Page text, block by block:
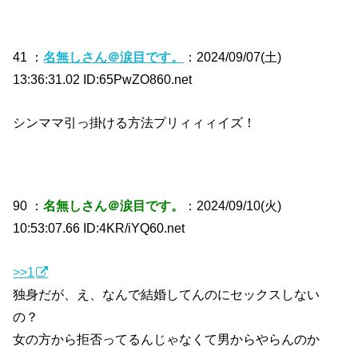
41 ：名無しさん＠涙目です。
：2024/09/07(土)
13:36:31.02 ID:65PwZO860.net
シンママ引っ掛ける方法プリィィィイズ！
90 ：名無しさん＠涙目です。
：2024/09/10(火)
10:53:07.66 ID:4KR/iYQ60.net
>>1
独身だが、え、なんで結婚してんのにセックスしない
の？
女の方から拒否ってるんじゃなくて男からやらんのか